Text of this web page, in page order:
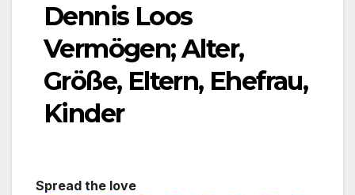
Dennis Loos
Vermögen; Alter,
Größe, Eltern, Ehefrau,
Kinder
Spread the love